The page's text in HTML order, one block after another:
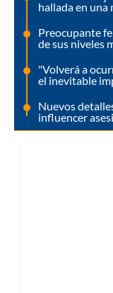
hallada en una
Preocupante
de sus niveles
"Volverá a
el inevitable
Nuevos
influencer